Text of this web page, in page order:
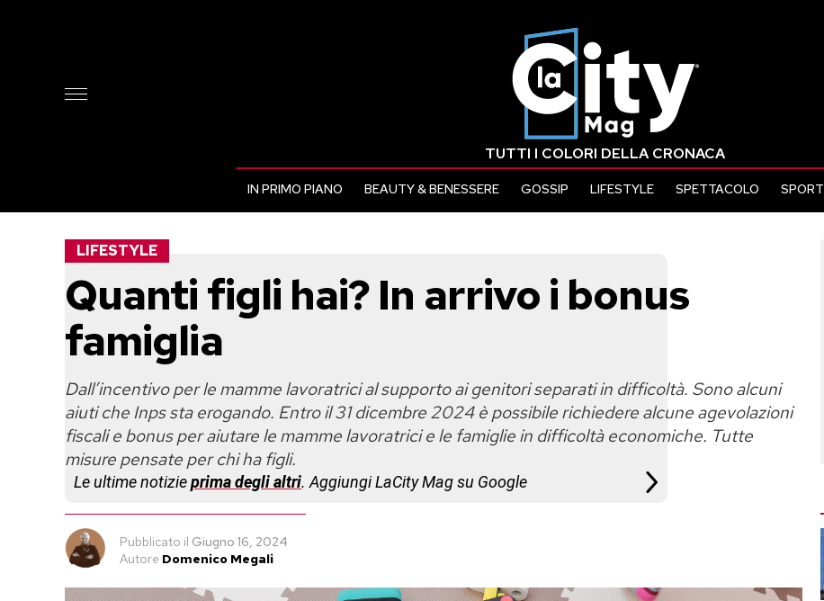
TUTTI I COLORI DELLA CRONACA
IN PRIMO PIANO BEAUTY & BENESSERE GOSSIP LIFESTYLE SPETTACOLO SPORT
LIFESTYLE
Quanti figli hai? In arrivo i bonus
famiglia
Dall’incentivo per le mamme lavoratrici al supporto ai genitori separati in difficoltà. Sono alcuni
aiuti che Inps sta erogando. Entro il 31 dicembre 2024 è possibile richiedere alcune agevolazioni
fiscali e bonus per aiutare le mamme lavoratrici e le famiglie in difficoltà economiche. Tutte
misure pensate per chi ha figli.
Le ultime notizieprima degli altri. Aggiungi LaCity Mag su Google
Pubblicato il Giugno 16, 2024
Autore Domenico Megali